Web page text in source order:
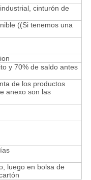
cinturón de
((Si tenemos una
y 70% de saldo antes
de los productos
anexo son las
luego en bolsa de